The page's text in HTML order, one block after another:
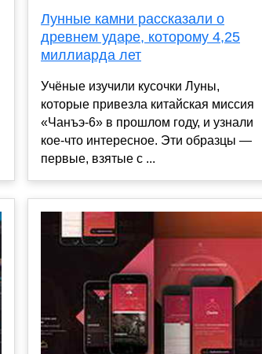
Лунные камни рассказали о
древнем ударе, которому 4,25
миллиарда лет
Учёные изучили кусочки Луны,
которые привезла китайская миссия
«Чанъэ-6» в прошлом году, и узнали
кое-что интересное. Эти образцы —
первые, взятые с ...